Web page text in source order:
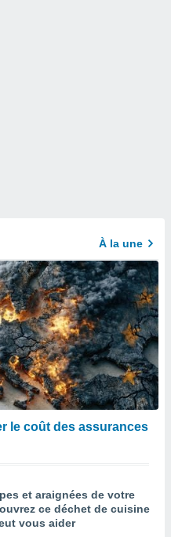
À la une
le coût des assurances
et araignées de votre
ce déchet de cuisine
vous aider